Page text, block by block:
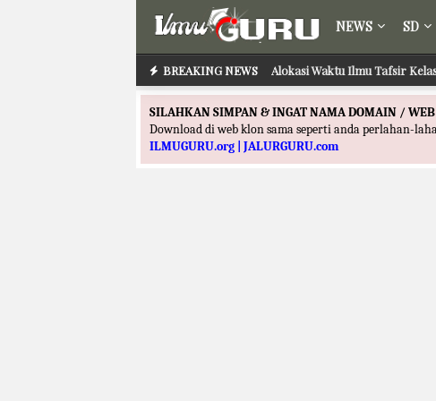
NEWS SD
BREAKING NEWS Alokasi Waktu Ilmu Tafsir
SILAHKAN SIMPAN & INGAT NAMA DOMAIN /
Download di web klon sama seperti anda perlahan-
ILMUGURU.org | JALURGURU.com